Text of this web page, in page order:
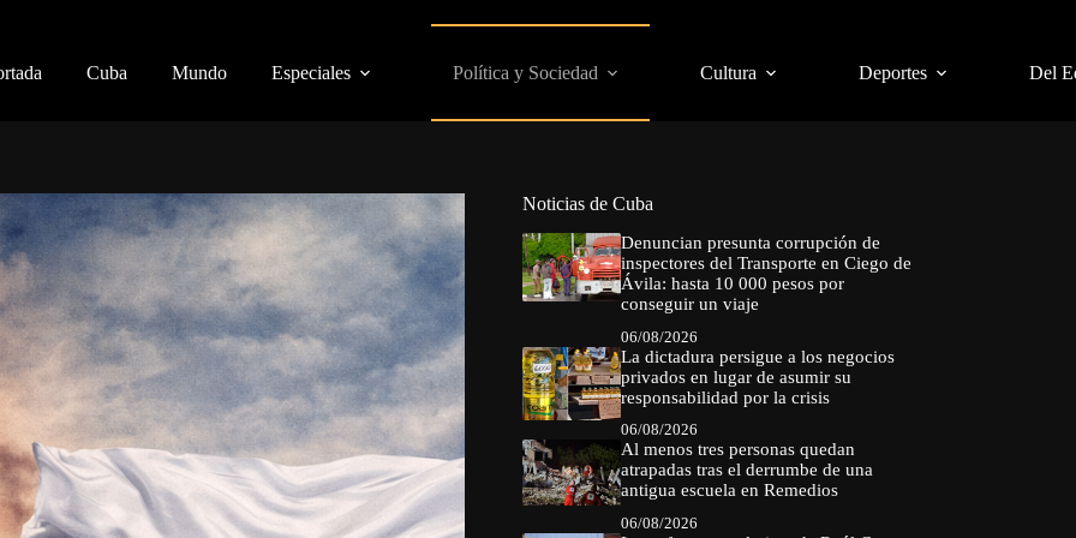
Cuba Mundo Especiales Política y Sociedad Cultura Deportes Del
Noticias de Cuba
Denuncian presunta corrupción de
inspectores del Transporte en Ciego de
Ávila: hasta 10 000 pesos por
conseguir un viaje
06/08/2026
La dictadura persigue a los negocios
privados en lugar de asumir su
responsabilidad por la crisis
06/08/2026
Al menos tres personas quedan
atrapadas tras el derrumbe de una
antigua escuela en Remedios
06/08/2026